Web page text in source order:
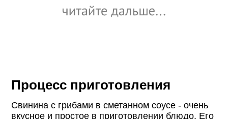
Процесс приготовления
Свинина с грибами в сметанном соусе - очень
вкусное и простое в приготовлении блюдо. Его